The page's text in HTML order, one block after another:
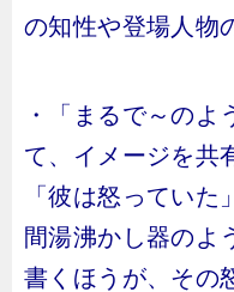
の知性や登場人物
・「まるで～のよ
て、イメージを共
「彼は怒ってい
間湯沸かし器のよ
書くほうが、その